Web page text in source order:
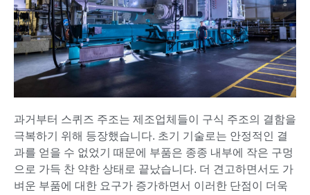
과거부터 스퀴즈 주조는 제조업체들이 구식 주조의 결함을
극복하기 위해 등장했습니다. 초기 기술로는 안정적인 결
과를 얻을 수 없었기 때문에 부품은 종종 내부에 작은 구멍
으로 가득 찬 약한 상태로 끝났습니다. 더 견고하면서도 가
벼운 부품에 대한 요구가 증가하면서 이러한 단점이 더욱